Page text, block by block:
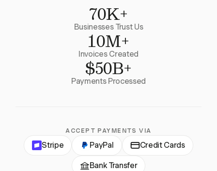
70K+
Businesses Trust Us
10M+
Invoices Created
$50B+
Payments Processed
ACCEPT PAYMENTS VIA
Stripe PayPal Credit Cards
Bank Transfer